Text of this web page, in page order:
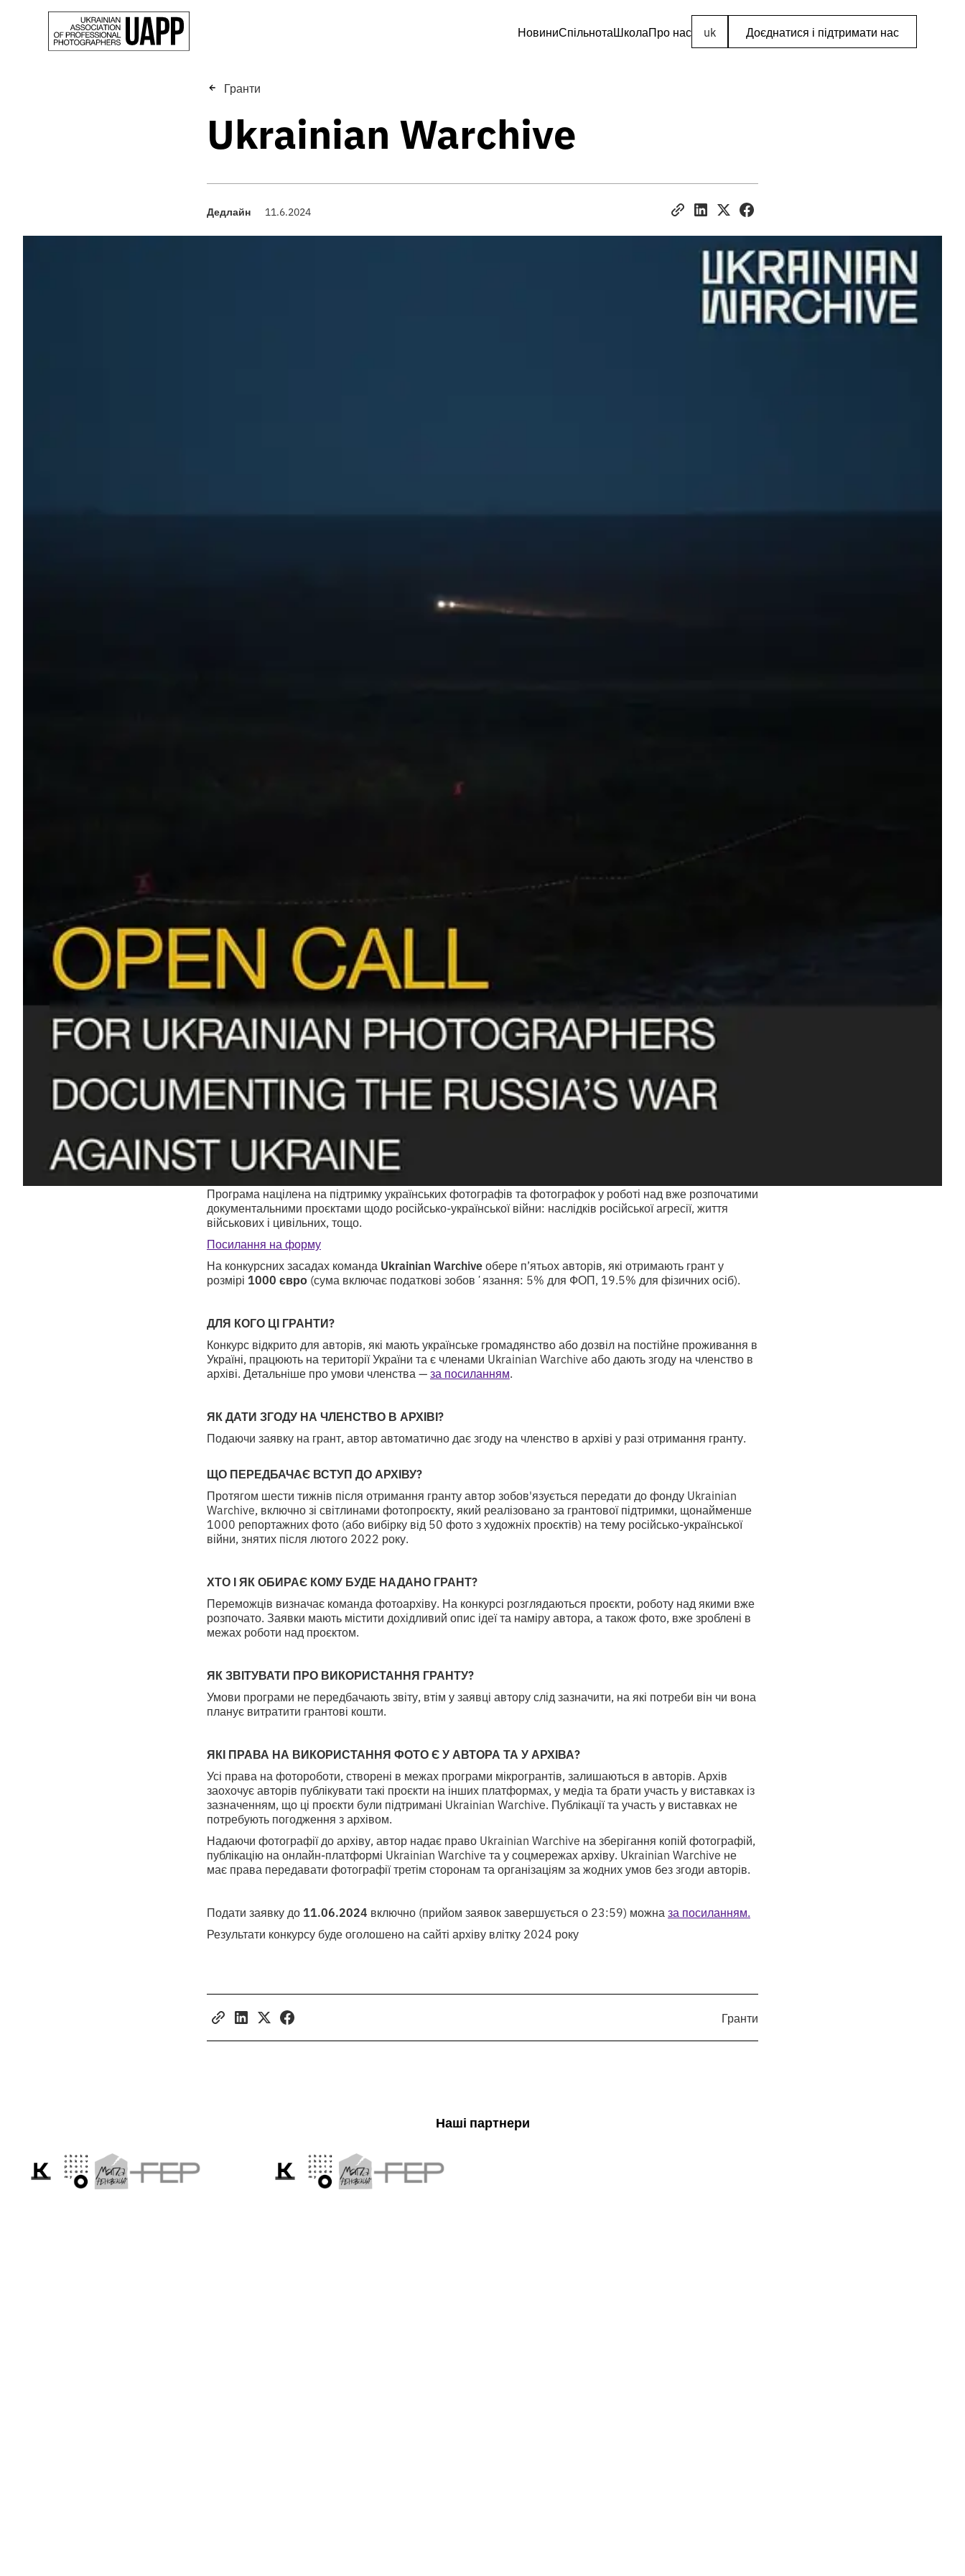
НовиниСпільнотаШколаПро нас uk Доєднатися і підтримати нас
Гранти
Ukrainian Warchive
Дедлайн 11.6.2024
Програма націлена на підтримку українських фотографів та фотографок у роботі над вже розпочатими
документальними проєктами щодо російсько-української війни: наслідків російської агресії, життя
військових і цивільних, тощо.
Посилання на форму
На конкурсних засадах команда Ukrainian Warchiveобере п’ятьох авторів, які отримають грант у
розмірі 1000 євро (сума включає податкові зобовʼязання: 5% для ФОП, 19.5% для фізичних осіб).
ДЛЯ КОГО ЦІ ГРАНТИ?
Конкурс відкрито для авторів, які мають українське громадянство або дозвіл на постійне проживання в
Україні, працюють на території України та є членами Ukrainian Warchive або дають згоду на членство в
архіві. Детальніше про умови членства —за посиланням.
ЯК ДАТИ ЗГОДУ НА ЧЛЕНСТВО В АРХІВІ?
Подаючи заявку на грант, автор автоматично дає згоду на членство в архіві у разі отримання гранту.
ЩО ПЕРЕДБАЧАЄ ВСТУП ДО АРХІВУ?
Протягом шести тижнів після отримання гранту автор зобов'язується передати до фонду Ukrainian
Warchive, включно зі світлинами фотопроєкту, який реалізовано за грантової підтримки, щонайменше
1000 репортажних фото (або вибірку від 50 фото з художніх проєктів) на тему російсько-української
війни, знятих після лютого 2022 року.
ХТО І ЯК ОБИРАЄ КОМУ БУДЕ НАДАНО ГРАНТ?
Переможців визначає команда фотоархіву. На конкурсі розглядаються проєкти, роботу над якими вже
розпочато. Заявки мають містити дохідливий опис ідеї та наміру автора, а також фото, вже зроблені в
межах роботи над проєктом.
ЯК ЗВІТУВАТИ ПРО ВИКОРИСТАННЯ ГРАНТУ?
Умови програми не передбачають звіту, втім у заявці автору слід зазначити, на які потреби він чи вона
планує витратити грантові кошти.
ЯКІ ПРАВА НА ВИКОРИСТАННЯ ФОТО Є У АВТОРА ТА У АРХІВА?
Усі права на фотороботи, створені в межах програми мікрогрантів, залишаються в авторів. Архів
заохочує авторів публікувати такі проєкти на інших платформах, у медіа та брати участь у виставках із
зазначенням, що ці проєкти були підтримані Ukrainian Warchive. Публікації та участь у виставках не
потребують погодження з архівом.
Надаючи фотографії до архіву, автор надає право Ukrainian Warchive на зберігання копій фотографій,
публікацію на онлайн-платформі Ukrainian Warchive та у соцмережах архіву. Ukrainian Warchive не
має права передавати фотографії третім сторонам та організаціям за жодних умов без згоди авторів.
Подати заявку до11.06.2024 включно (прийом заявок завершується о 23:59) можна за посиланням.
Результати конкурсу буде оголошено на сайті архіву влітку 2024 року
Гранти
Наші партнери